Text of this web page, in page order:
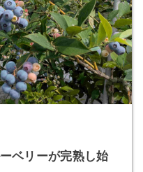
ベリーが完熟し始